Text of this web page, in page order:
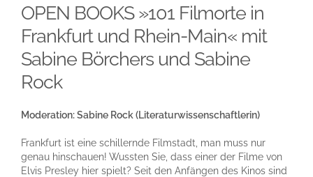
OPEN BOOKS »101 Filmorte in
Frankfurt und Rhein-Main« mit
Sabine Börchers und Sabine
Rock
Moderation: Sabine Rock (Literaturwissenschaftlerin)
Frankfurt ist eine schillernde Filmstadt, man muss nur
genau hinschauen! Wussten Sie, dass einer der Filme von
Elvis Presley hier spielt? Seit den Anfängen des Kinos sind